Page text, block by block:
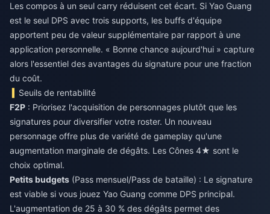
Les compos à un seul carry réduisent cet écart. Si Yao Guang
est le seul DPS avec trois supports, les buffs d'équipe
apportent peu de valeur supplémentaire par rapport à une
application personnelle. « Bonne chance aujourd'hui » capture
alors l'essentiel des avantages du signature pour une fraction
du coût.
Seuils de rentabilité
F2P : Priorisez l'acquisition de personnages plutôt que les
signatures pour diversifier votre roster. Un nouveau
personnage offre plus de variété de gameplay qu'une
augmentation marginale de dégâts. Les Cônes 4★ sont le
choix optimal.
Petits budgets (Pass mensuel/Pass de bataille) : Le signature
est viable si vous jouez Yao Guang comme DPS principal.
L'augmentation de 25 à 30 % des dégâts permet des